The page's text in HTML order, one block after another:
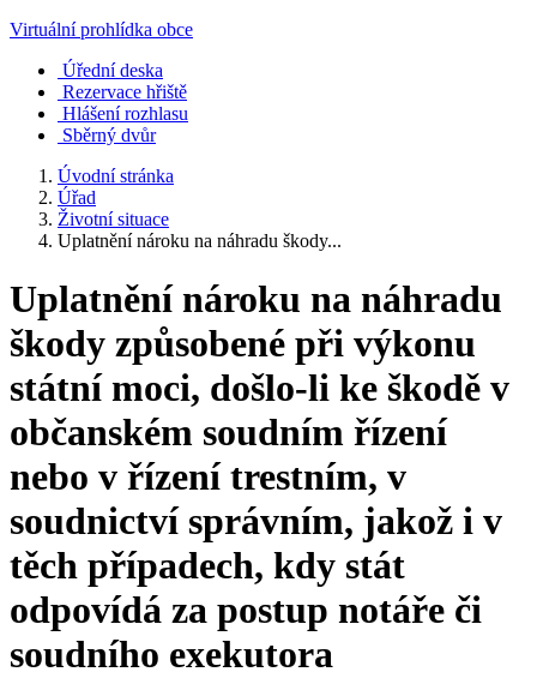
Virtuální prohlídka obce
Úřední deska
Rezervace hřiště
Hlášení rozhlasu
Sběrný dvůr
Úvodní stránka
Úřad
Životní situace
Uplatnění nároku na náhradu škody...
Uplatnění nároku na náhradu
škody způsobené při výkonu
státní moci, došlo-li ke škodě v
občanském soudním řízení
nebo v řízení trestním, v
soudnictví správním, jakož i v
těch případech, kdy stát
odpovídá za postup notáře či
soudního exekutora